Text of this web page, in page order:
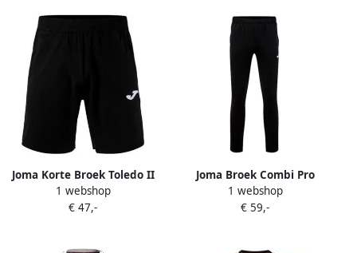
Joma Korte Broek Toledo II
1 webshop
€ 47,-
Joma Broek Combi Pro
1 webshop
€ 59,-